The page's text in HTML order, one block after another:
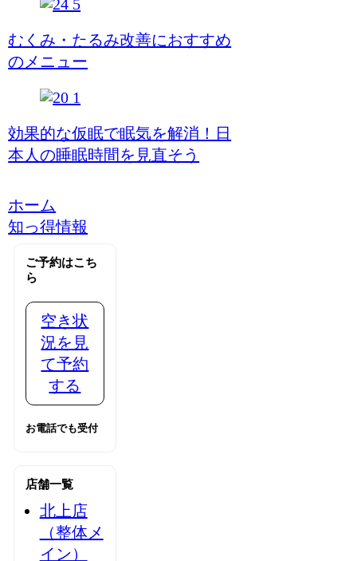
むくみ・たるみ改善におすすめ
のメニュー
効果的な仮眠で眠気を解消！日
本人の睡眠時間を見直そう
ホーム
知っ得情報
ご予約はこち
ら
空き状
況を見
て予約
する
お電話でも受付
店舗一覧
北上店
（整体メ
イン）